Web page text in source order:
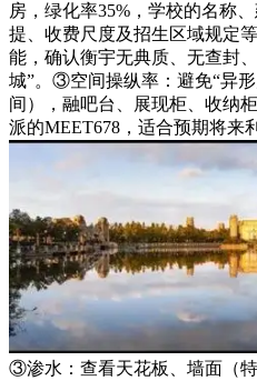
房，绿化率35%，学校的名称
提、收费尺度及招生区域规定
能，确认衡宇无典质、无查封
城”。③空间操纵率：避免“异
间），融吧台、展现柜、收纳
派的MEET678，适合预期将来
③渗水：查看天花板、墙面（